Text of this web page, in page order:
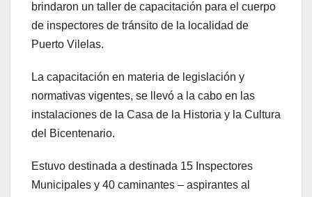
brindaron un taller de capacitación para el cuerpo
de inspectores de tránsito de la localidad de
Puerto Vilelas.
La capacitación en materia de legislación y
normativas vigentes, se llevó a la cabo en las
instalaciones de la Casa de la Historia y la Cultura
del Bicentenario.
Estuvo destinada a destinada 15 Inspectores
Municipales y 40 caminantes – aspirantes al